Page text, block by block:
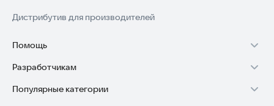
Дистрибутив для производителей
Помощь
Установка RuStore на TV
Установка RuStore на телефон
Разработчикам
Зарабатывать с RuStore
Популярные категории